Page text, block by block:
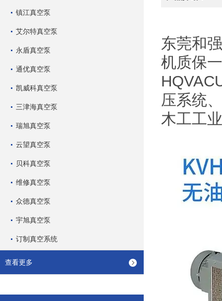
镇江真空泵
艾尔特真空泵
永盾真空泵
通优真空泵
凯威科真空泵
三津海真空泵
瑞旭真空泵
云望真空泵
贝科真空泵
维修真空泵
众德真空泵
宇旭真空泵
订制真空系统
查看更多
东莞和
机质保
压系统
木工工